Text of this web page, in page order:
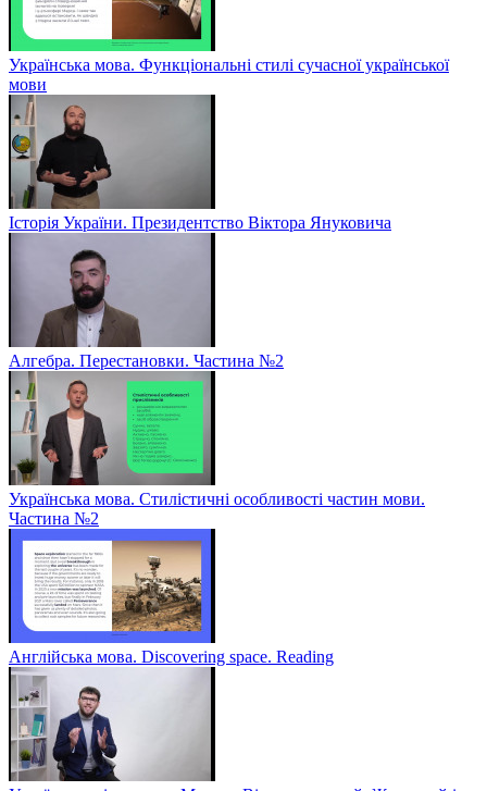
Українська мова. Функціональні стилі сучасної української
мови
Історія України. Президентство Віктора Януковича
Алгебра. Перестановки. Частина №2
Українська мова. Стилістичні особливості частин мови.
Частина №2
Англійська мова. Discovering space. Reading